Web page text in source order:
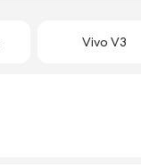
Vivo V3